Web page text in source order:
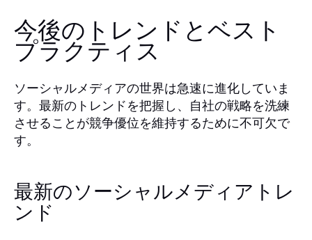
今後のトレンドとベスト
プラクティス
ソーシャルメディアの世界は急速に進化していま
す。最新のトレンドを把握し、自社の戦略を洗練
させることが競争優位を維持するために不可欠で
す。
最新のソーシャルメディアトレ
ンド